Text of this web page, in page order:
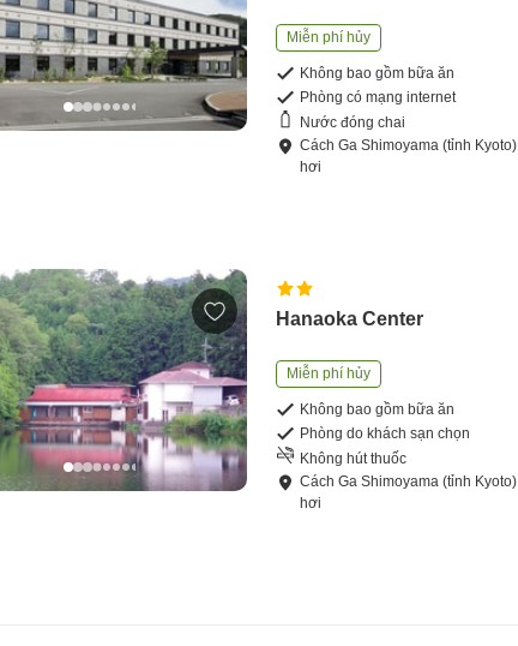
Miễn phí hủy
Không bao gồm bữa ăn
Phòng có mạng internet
Nước đóng chai
CáchGa Shimoyama (tỉnh Kyoto)
hơi
Hanaoka Center
Miễn phí hủy
Không bao gồm bữa ăn
Phòng do khách sạn chọn
Không hút thuốc
CáchGa Shimoyama (tỉnh Kyoto)
hơi